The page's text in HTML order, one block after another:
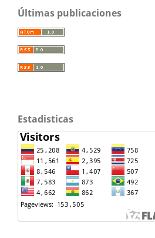
Últimas publicaciones
Estadisticas